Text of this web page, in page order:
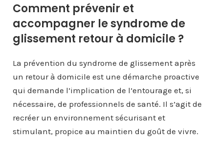
Comment prévenir et
accompagner le syndrome de
glissement retour à domicile ?
La prévention du syndrome de glissement après
un retour à domicile est une démarche proactive
qui demande l’implication de l’entourage et, si
nécessaire, de professionnels de santé. Il s’agit de
recréer un environnement sécurisant et
stimulant, propice au maintien du goût de vivre.